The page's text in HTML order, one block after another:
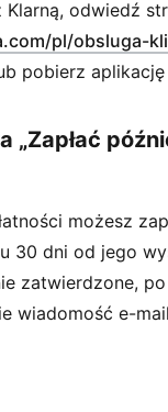
odwiedź
pl/obsluga-
się w nowym
pobierz aplikację
„Zapłać
możesz
30 dni od jego
zatwierdzone, po
wiadomość e-